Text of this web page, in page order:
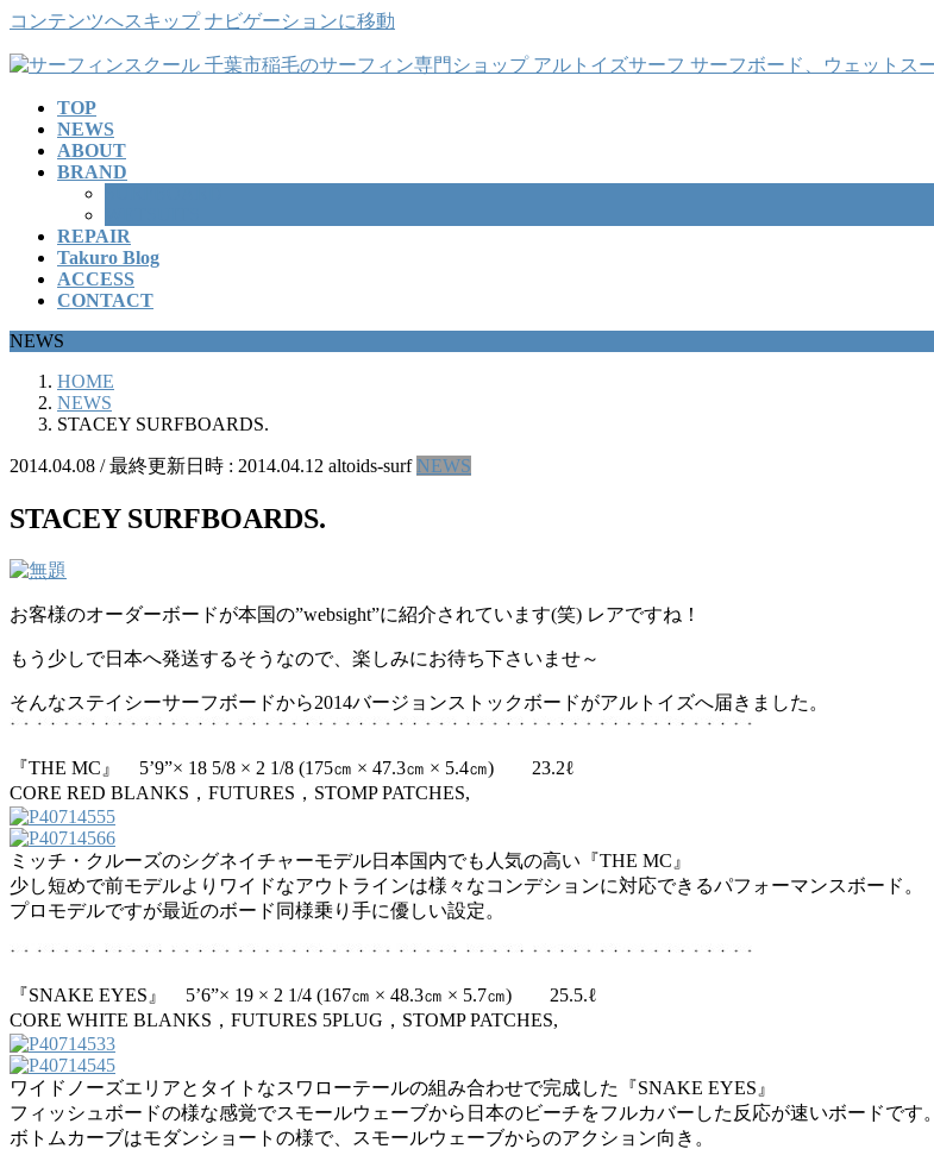
コンテンツへスキップ ナビゲーションに移動
TOP
NEWS
ABOUT
BRAND
REPAIR
Takuro Blog
ACCESS
CONTACT
NEWS
HOME
NEWS
STACEY SURFBOARDS.
2014.04.08 / 最終更新日時 : 2014.04.12 altoids-surf NEWS
STACEY SURFBOARDS.
お客様のオーダーボードが本国の”websight”に紹介されています(笑) レアですね！
もう少しで日本へ発送するそうなので、楽しみにお待ち下さいませ～
そんなステイシーサーフボードから2014バージョンストックボードがアルトイズへ届きました。
『THE MC』 5’9”× 18 5/8 × 2 1/8 (175㎝ × 47.3㎝ × 5.4㎝) 23.2ℓ
CORE RED BLANKS，FUTURES，STOMP PATCHES,
ミッチ・クルーズのシグネイチャーモデル日本国内でも人気の高い『THE MC』
少し短めで前モデルよりワイドなアウトラインは様々なコンデションに対応できるパフォーマンスボード。
プロモデルですが最近のボード同様乗り手に優しい設定。
『SNAKE EYES』 5’6”× 19 × 2 1/4 (167㎝ × 48.3㎝ × 5.7㎝) 25.5.ℓ
CORE WHITE BLANKS，FUTURES 5PLUG，STOMP PATCHES,
ワイドノーズエリアとタイトなスワローテールの組み合わせで完成した『SNAKE EYES』
フィッシュボードの様な感覚でスモールウェーブから日本のビーチをフルカバーした反応が速いボードです。
ボトムカーブはモダンショートの様で、スモールウェーブからのアクション向き。